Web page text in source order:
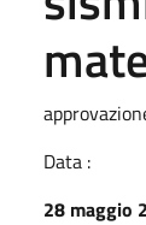
Data :
28 maggio